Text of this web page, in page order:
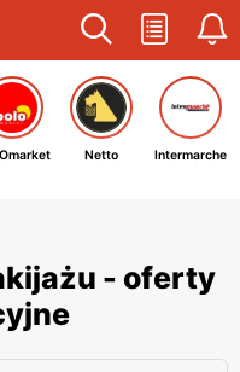
Netto Intermarche
- oferty